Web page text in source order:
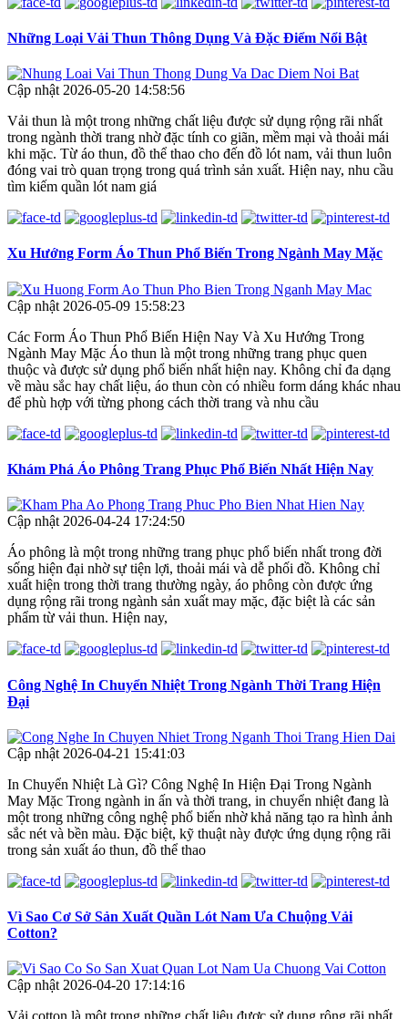
Những Loại Vải Thun Thông Dụng Và Đặc Điểm Nổi Bật
Cập nhật 2026-05-20 14:58:56
Vải thun là một trong những chất liệu được sử dụng rộng rãi nhất
trong ngành thời trang nhờ đặc tính co giãn, mềm mại và thoải mái
khi mặc. Từ áo thun, đồ thể thao cho đến đồ lót nam, vải thun luôn
đóng vai trò quan trọng trong quá trình sản xuất. Hiện nay, nhu cầu
tìm kiếm quần lót nam giá
Xu Hướng Form Áo Thun Phổ Biến Trong Ngành May Mặc
Cập nhật 2026-05-09 15:58:23
Các Form Áo Thun Phổ Biến Hiện Nay Và Xu Hướng Trong
Ngành May Mặc Áo thun là một trong những trang phục quen
thuộc và được sử dụng phổ biến nhất hiện nay. Không chỉ đa dạng
về màu sắc hay chất liệu, áo thun còn có nhiều form dáng khác nhau
để phù hợp với từng phong cách thời trang và nhu cầu
Khám Phá Áo Phông Trang Phục Phổ Biến Nhất Hiện Nay
Cập nhật 2026-04-24 17:24:50
Áo phông là một trong những trang phục phổ biến nhất trong đời
sống hiện đại nhờ sự tiện lợi, thoải mái và dễ phối đồ. Không chỉ
xuất hiện trong thời trang thường ngày, áo phông còn được ứng
dụng rộng rãi trong ngành sản xuất may mặc, đặc biệt là các sản
phẩm từ vải thun. Hiện nay,
Công Nghệ In Chuyển Nhiệt Trong Ngành Thời Trang Hiện
Đại
Cập nhật 2026-04-21 15:41:03
In Chuyển Nhiệt Là Gì? Công Nghệ In Hiện Đại Trong Ngành
May Mặc Trong ngành in ấn và thời trang, in chuyển nhiệt đang là
một trong những công nghệ phổ biến nhờ khả năng tạo ra hình ảnh
sắc nét và bền màu. Đặc biệt, kỹ thuật này được ứng dụng rộng rãi
trong sản xuất áo thun, đồ thể thao
Vì Sao Cơ Sở Sản Xuất Quần Lót Nam Ưa Chuộng Vải
Cotton?
Cập nhật 2026-04-20 17:14:16